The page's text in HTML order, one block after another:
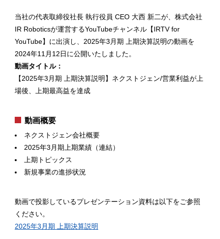
当社の代表取締役社長 執行役員 CEO 大西 新二が、株式会社
IR Roboticsが運営するYouTubeチャンネル【IRTV for
YouTube】に出演し、2025年3月期 上期決算説明の動画を
2024年11月12日に公開いたしました。
動画タイトル：
【2025年3月期 上期決算説明】ネクストジェン/営業利益が上
場後、上期最⾼益を達成
動画概要
ネクストジェン会社概要
2025年3⽉期上期業績（連結）
上期トピックス
新規事業の進捗状況
動画で投影しているプレゼンテーション資料は以下をご参照
ください。
2025年3月期 上期決算説明